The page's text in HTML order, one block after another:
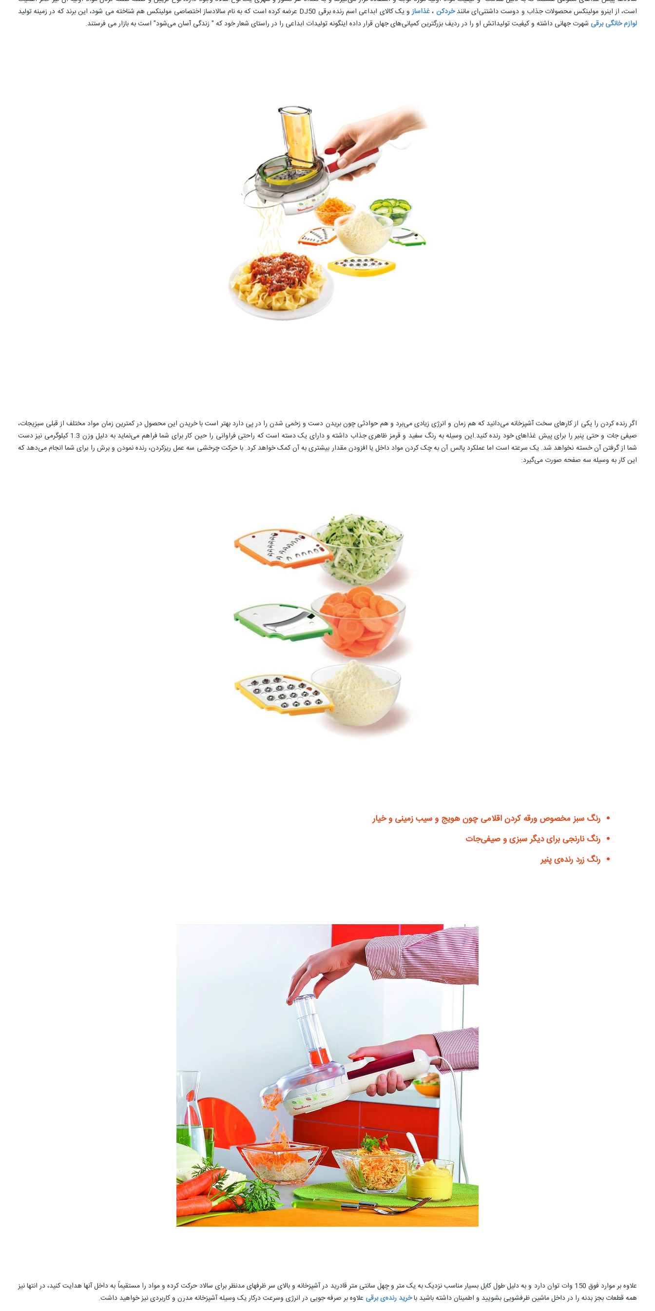
است، از اینرو مولینکس محصولات جذاب و دوست داشتنی‌ای مانندخردکن ،غذاساز و یک کالای ابداعی اسم رنده برقی DJ50 عرضه کرده است که به نام سالادساز اختصاصی مولینکس هم شناخته ‌می شود، این برند که در زمینه تولید
لوازم خانگی برقی شهرت جهانی داشته و کیفیت تولیداتش او را در ردیف بزرگترین کمپانی‌های جهان قرار داده اینگونه تولیدات ابداعی را در راستای شعار خود که " زندگی آسان می‌شود" است به بازار می فرستند.
اگر رنده کردن را یکی از کارهای سخت آشپزخانه می‌دانید که هم زمان و انرژی زیادی می‌برد و هم حوادثی چون بریدن دست و زخمی شدن را در پی دارد بهتر است با خریدن این محصول در کمترین زمان مواد مختلف از قبلی سبزیجات،
صیفی جات و حتی پنیر را برای پیش غذاهای خود رنده کنید.این وسیله به رنگ سفید و قرمز ظاهری جذاب داشته و دارای یک دسته است که راحتی فراوانی را حین کار برای شما فراهم می‌نماید به دلیل وزن 1.3 کیلوگرمی نیز دست
شما از گرفتن آن خسته نخواهد شد. یک سرعته است اما عملکرد پالس آن به چک کردن مواد داخل یا افزودن مقدار بیشتری به آن کمک خواهد کرد. با حرکت چرخشی سه عمل ریزکردن، رنده نمودن و برش را برای شما انجام می‌دهد که
این کار به وسیله سه صفحه صورت می‌گیرد:
رنگ سبز مخصوص ورقه کردن اقلامی چون هویج و سیب زمینی و خیار
رنگ نارنجی برای دیگر سبزی و صیفی‌جات
رنگ زرد رنده‌ی پنیر
علاوه بر موارد فوق 150 وات توان دارد و به دلیل طول کابل بسیار مناسب نزدیک به یک متر و چهل سانتی متر قادرید در آشپزخانه و بالای سر ظرفهای مدنظر برای سالاد حرکت کرده و مواد را مستقیماً به داخل آنها هدایت کنید، در انتها نیز
همه قطعات بجز بدنه را در داخل ماشین ظرفشویی بشویید و اطمینان داشته باشید باخرید رنده‌ی برقی علاوه بر صرفه جویی در انرژی وسرعت درکار یک وسیله آشپزخانه مدرن و کاربردی نیز خواهید داشت.